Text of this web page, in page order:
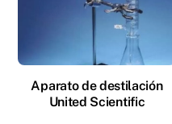
Aparato de destilación
United Scientific